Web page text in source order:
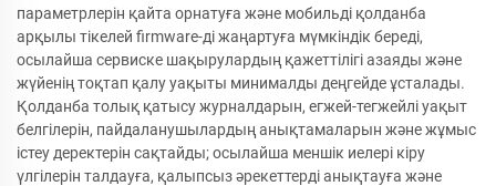
параметрлерін қайта орнатуға және мобильді қолданба
арқылы тікелей firmware-ді жаңартуға мүмкіндік береді,
осылайша сервиске шақырулардың қажеттілігі азаяды және
жүйенің тоқтап қалу уақыты минималды деңгейде ұсталады.
Қолданба толық қатысу журналдарын, егжей-тегжейлі уақыт
белгілерін, пайдаланушылардың анықтамаларын және жұмыс
істеу деректерін сақтайды; осылайша меншік иелері кіру
үлгілерін талдауға, қалыпсыз әрекеттерді анықтауға және